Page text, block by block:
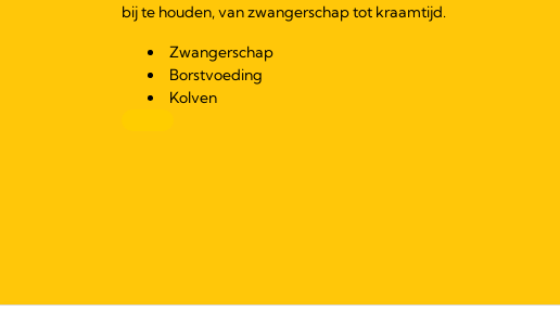
bij te houden, van zwangerschap tot kraamtijd.
Zwangerschap
Borstvoeding
Kolven